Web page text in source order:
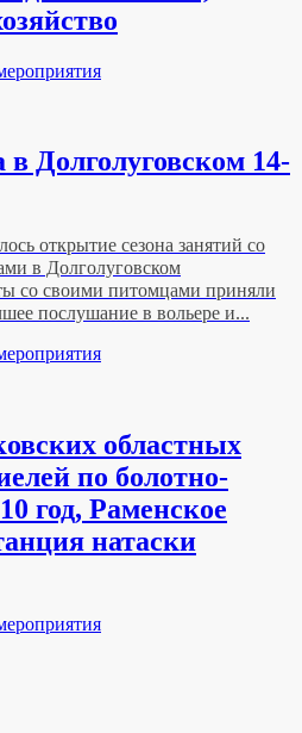
Долголуговском 14-
открытие сезона занятий со
в Долголуговском
со своими питомцами приняли
послушание в вольере и...
областных
по болотно-
год, Раменское
натаски